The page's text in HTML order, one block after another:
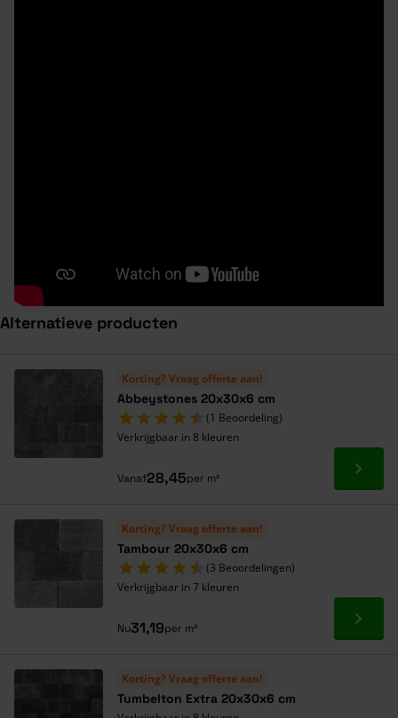
Alternatieve producten
Korting? Vraag offerte aan!
Abbeystones 20x30x6 cm
(1 Beoordeling)
Verkrijgbaar in 8 kleuren
Vanaf28,45per m² Ga
Korting? Vraag offerte aan!
Tambour 20x30x6 cm
(3 Beoordelingen)
Verkrijgbaar in 7 kleuren
Nu31,19per m² Ga
Korting? Vraag offerte aan!
Tumbelton Extra 20x30x6 cm